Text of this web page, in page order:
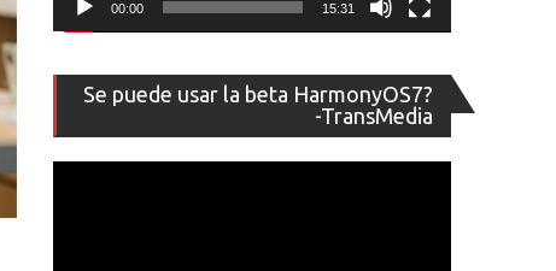
00:00 15:31
Se puede usar la beta HarmonyOS7?
-TransMedia
de
vídeo